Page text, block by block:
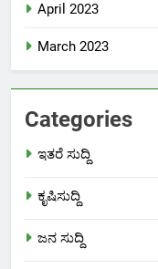
April 2023
March 2023
Categories
ಇತರೆ ಸುದ್ದಿ
ಕೃಷಿಸುದ್ದಿ
ಜನ ಸುದ್ದಿ